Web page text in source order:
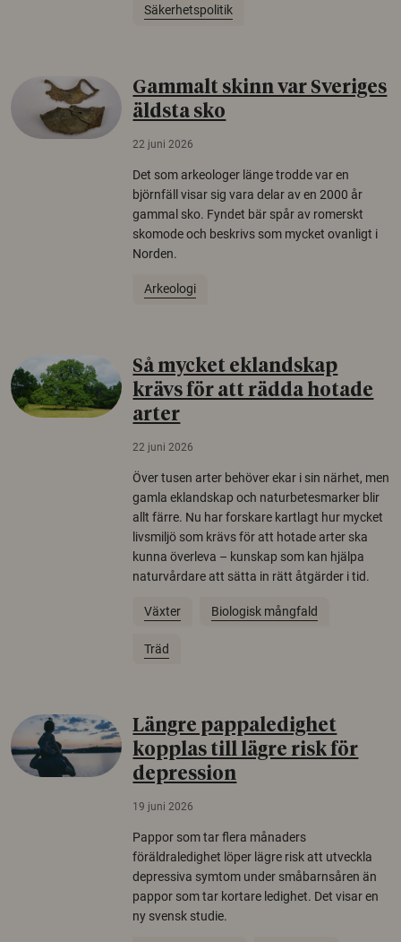
Säkerhetspolitik
Gammalt skinn var Sveriges
äldsta sko
22 juni 2026
Det som arkeologer länge trodde var en
björnfäll visar sig vara delar av en 2000 år
gammal sko. Fyndet bär spår av romerskt
skomode och beskrivs som mycket ovanligt i
Norden.
Arkeologi
Så mycket eklandskap
krävs för att rädda hotade
arter
22 juni 2026
Över tusen arter behöver ekar i sin närhet, men
gamla eklandskap och naturbetesmarker blir
allt färre. Nu har forskare kartlagt hur mycket
livsmiljö som krävs för att hotade arter ska
kunna överleva – kunskap som kan hjälpa
naturvårdare att sätta in rätt åtgärder i tid.
Växter Biologisk mångfald
Träd
Längre pappaledighet
kopplas till lägre risk för
depression
19 juni 2026
Pappor som tar flera månaders
föräldraledighet löper lägre risk att utveckla
depressiva symtom under småbarnsåren än
pappor som tar kortare ledighet. Det visar en
ny svensk studie.